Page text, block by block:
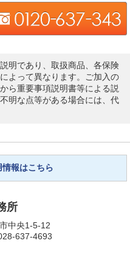
明であり、取扱商品、各保険
よって異なります。ご加入の
ら重要事項説明書等による説
明な点等がある場合には、代
情報はこちら
所
中央1-5-12
637-4693